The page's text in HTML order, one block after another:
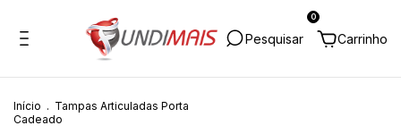
0
Início . Tampas Articuladas Porta
Cadeado